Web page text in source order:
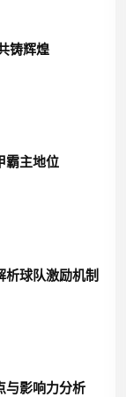
铸辉煌
霸主地位
球队激励机制
与影响力分析